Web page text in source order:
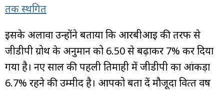
तक स्थगित
इसके अलावा उन्‍होंने बताया क‍ि आरबीआई की तरफ से
जीडीपी ग्रोथ के अनुमान को 6.50 से बढ़ाकर 7% कर द‍िया
गया है। नए साल की पहली त‍िमाही में जीडीपी का आंकड़ा
6.7% रहने की उम्‍मीद है। आपको बता दें मौजूदा व‍ित्‍त वर्ष